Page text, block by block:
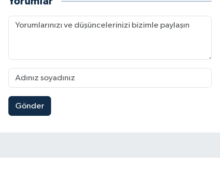
Gönder